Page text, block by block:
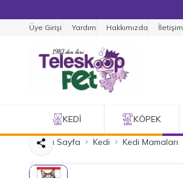
Üye Girişi Yardım Hakkımızda İletişim
KEDI KÖPEK
Ana Sayfa Kedi Kedi Mamaları
Paylaş